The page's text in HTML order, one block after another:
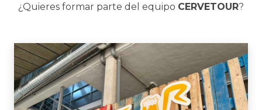
¿Quieres formar parte del equipo CERVETOUR?